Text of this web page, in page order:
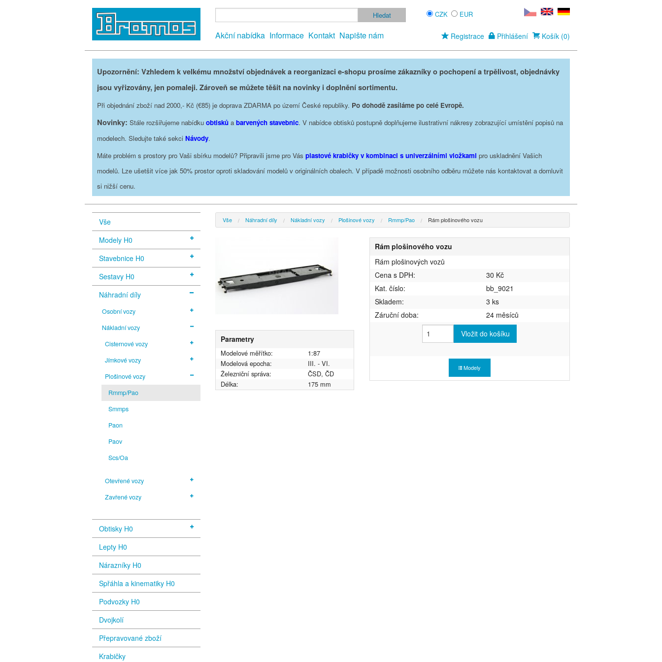
Akční nabídka Informace Kontakt Napište nám
CZK EUR
Registrace Přihlášení Košík (0)
Upozornění: Vzhledem k velkému množství objednávek a reorganizaci e-shopu prosíme zákazníky o pochopení a trpělivost, objednávky
jsou vyřizovány, jen pomaleji. Zároveň se můžete těšit na novinky i doplnění sortimentu.
Při objednání zboží nad 2000,- Kč (€85) je doprava ZDARMA po území České republiky. Po dohodě zasíláme po celé Evropě.
Novinky: Stále rozšiřujeme nabídku obtisků a barvených stavebnic. V nabídce obtisků postupně doplňujeme ilustrativní nákresy zobrazující umístění popisů na
modelech. Sledujte také sekci Návody.
Máte problém s prostory pro Vaši sbírku modelů? Připravili jsme pro Vás plastové krabičky v kombinaci s univerzálními vložkami pro uskladnění Vašich
modelů. Lze ušetšit více jak 50% prostor oproti skladování modelů v originálních obalech. V případě možnosti osobního odběru můžete nás kontaktovat a domluvit
si nižší cenu.
Vše
Modely H0
Stavebnice H0
Sestavy H0
Náhradní díly
Osobní vozy
Nákladní vozy
Cisternové vozy
Jímkové vozy
Plošinové vozy
Rmmp/Pao
Smmps
Paon
Paov
Scs/Oa
Otevřené vozy
Zavřené vozy
Obtisky H0
Lepty H0
Nárazníky H0
Spřáhla a kinematiky H0
Podvozky H0
Dvojkolí
Přepravované zboží
Krabičky
Vše Náhradní díly Nákladní vozy Plošinové vozy Rmmp/Pao Rám plošinového vozu
Parametry
Modelové měřítko:
1:87
Modelová epocha:
III. - VI.
Železniční správa:
ČSD, ČD
Délka:
175 mm
Rám plošinového vozu
Rám plošinových vozů
Cena s DPH:
30 Kč
Kat. číslo:
bb_9021
Skladem:
3 ks
Záruční doba:
24 měsíců
Vložit do košíku
Modely